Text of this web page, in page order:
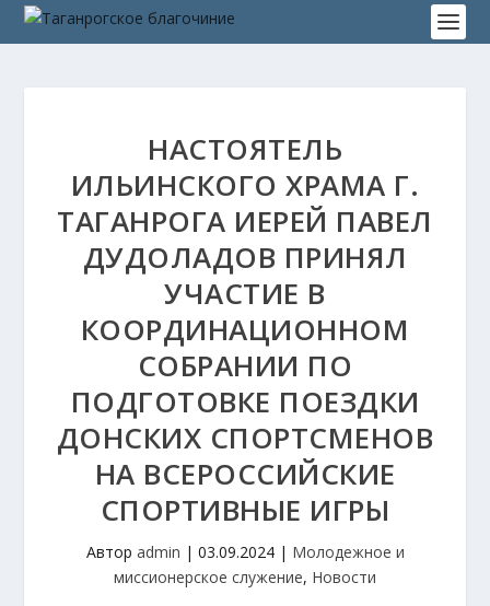
НАСТОЯТЕЛЬ
ИЛЬИНСКОГО ХРАМА Г.
ТАГАНРОГА ИЕРЕЙ ПАВЕЛ
ДУДОЛАДОВ ПРИНЯЛ
УЧАСТИЕ В
КООРДИНАЦИОННОМ
СОБРАНИИ ПО
ПОДГОТОВКЕ ПОЕЗДКИ
ДОНСКИХ СПОРТСМЕНОВ
НА ВСЕРОССИЙСКИЕ
СПОРТИВНЫЕ ИГРЫ
Автор admin | 03.09.2024| Молодежное и
миссионерское служение, Новости